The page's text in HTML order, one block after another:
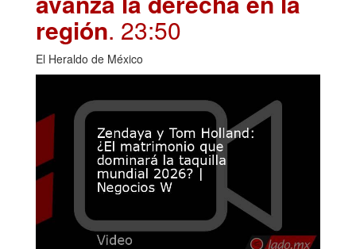
región. 23:50
El Heraldo de México